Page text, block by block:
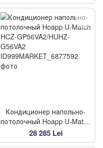
Кондиционер напольно-
потолочный Hoapp U-Match
HCZ-GP56VA2/HUHZ-
G56VA2
28 285 Lei